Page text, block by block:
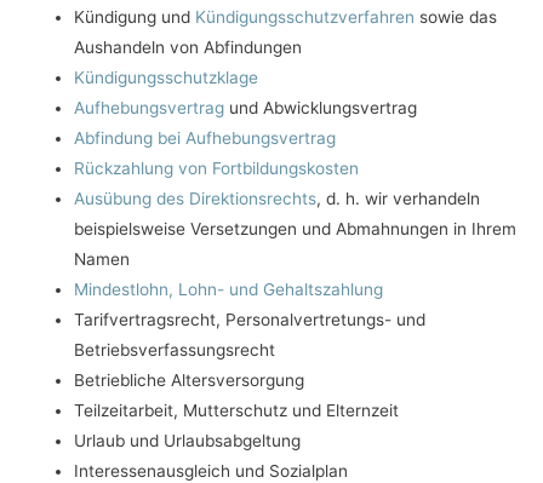
Kündigung und Kündigungsschutzverfahren sowie das
Aushandeln von Abfindungen
Kündigungsschutzklage
Aufhebungsvertrag und Abwicklungsvertrag
Abfindung bei Aufhebungsvertrag
Rückzahlung von Fortbildungskosten
Ausübung des Direktionsrechts, d. h. wir verhandeln
beispielsweise Versetzungen und Abmahnungen in Ihrem
Namen
Mindestlohn, Lohn- und Gehaltszahlung
Tarifvertragsrecht, Personalvertretungs- und
Betriebsverfassungsrecht
Betriebliche Altersversorgung
Teilzeitarbeit, Mutterschutz und Elternzeit
Urlaub und Urlaubsabgeltung
Interessenausgleich und Sozialplan